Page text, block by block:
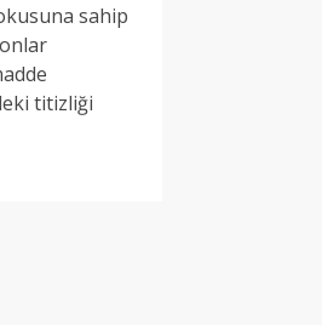
sahip
titizliği